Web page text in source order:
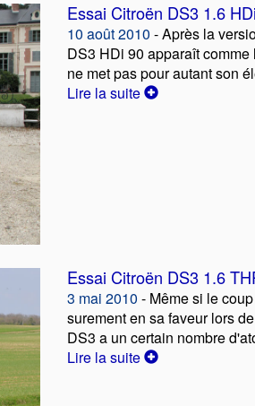
Essai Citroën DS3 1.6
10 août 2010 - Après la
DS3 HDi 90 apparaît
ne met pas pour autant son
Lire la suite
Essai Citroën DS3 1.6
3 mai 2010 - Même si le
surement en sa faveur lors
DS3 a un certain nombre
Lire la suite